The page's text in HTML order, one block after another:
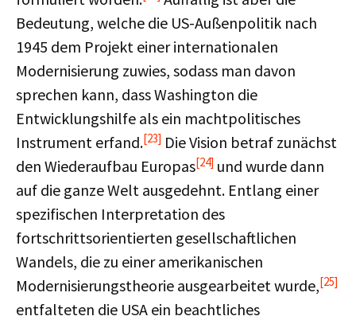
Bedeutung, welche die US-Außenpolitik nach
1945 dem Projekt einer internationalen
Modernisierung zuwies, sodass man davon
sprechen kann, dass Washington die
Entwicklungshilfe als ein machtpolitisches
Instrument erfand.[23] Die Vision betraf zunächst
den Wiederaufbau Europas[24] und wurde dann
auf die ganze Welt ausgedehnt. Entlang einer
spezifischen Interpretation des
fortschrittsorientierten gesellschaftlichen
Wandels, die zu einer amerikanischen
Modernisierungstheorie ausgearbeitet wurde,[25]
entfalteten die USA ein beachtliches